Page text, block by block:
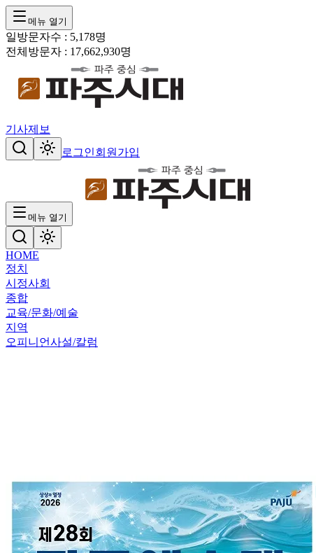
메뉴 열기
일방문자수 : 5,178명
전체방문자 : 17,662,930명
기사제보
로그인회원가입
메뉴 열기
HOME
정치
시정사회
종합
교육/문화/예술
지역
오피니언사설/칼럼